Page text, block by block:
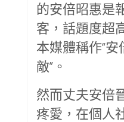
的安倍昭惠是
客，話題度超
本媒體稱作“
敵”。
然而丈夫安倍
疼愛，在個人